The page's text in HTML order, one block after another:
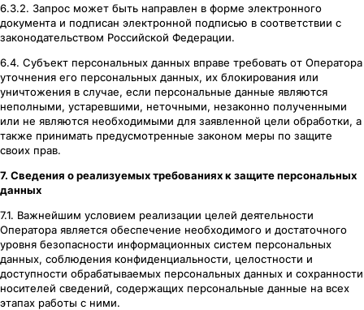
6.3.2. Запрос может быть направлен в форме электронного
документа и подписан электронной подписью в соответствии с
законодательством Российской Федерации.
6.4. Субъект персональных данных вправе требовать от Оператора
уточнения его персональных данных, их блокирования или
уничтожения в случае, если персональные данные являются
неполными, устаревшими, неточными, незаконно полученными
или не являются необходимыми для заявленной цели обработки, а
также принимать предусмотренные законом меры по защите
своих прав.
7. Сведения о реализуемых требованиях к защите персональных
данных
7.1. Важнейшим условием реализации целей деятельности
Оператора является обеспечение необходимого и достаточного
уровня безопасности информационных систем персональных
данных, соблюдения конфиденциальности, целостности и
доступности обрабатываемых персональных данных и сохранности
носителей сведений, содержащих персональные данные на всех
этапах работы с ними.